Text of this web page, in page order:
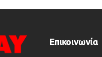
Επικοινωνία